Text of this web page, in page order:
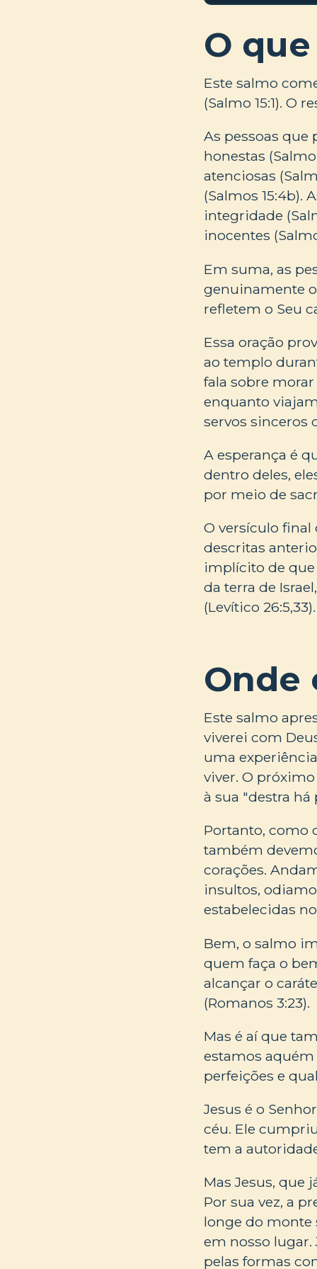
O
Este salmo
(Salmo 15:1). O
As pessoas que
honestas
atenciosas
(Salmos 15:4b).
integridade
inocentes
Em suma, as
genuinamente
refletem o Seu
Essa oração
ao templo
fala sobre morar
enquanto
servos sinceros
A esperança é
dentro deles,
por meio de
O versículo
descritas
implícito de
da terra de
(Levítico
Onde
Este salmo
viverei com
uma
viver. O
à sua "destra há
Portanto, como
também
corações.
insultos,
estabelecidas
Bem, o salmo
quem faça o
alcançar o
(Romanos 3:23).
Mas é aí que
estamos aquém
perfeições e
Jesus é o
céu. Ele
tem a
Mas Jesus, que
Por sua vez, a
longe do monte
em nosso
pelas formas